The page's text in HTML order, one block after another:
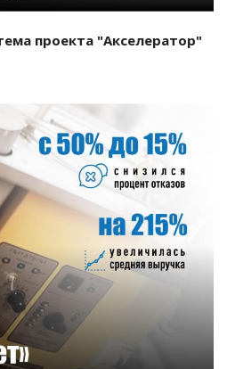
проекта "Акселератор"
проект